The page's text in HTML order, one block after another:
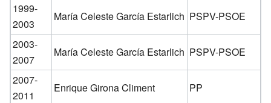
1999-
2003
María Celeste García Estarlich PSPV-PSOE
2003-
2007
María Celeste García Estarlich PSPV-PSOE
2007-
2011
Enrique Girona Climent PP